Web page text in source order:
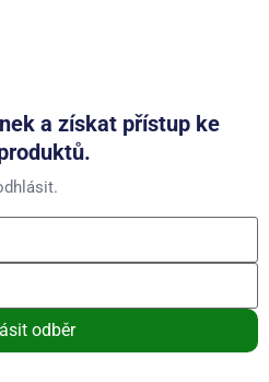
a získat přístup ke
odběr